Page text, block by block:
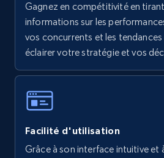
Gagnez en compétitivité en
informations sur les
vos concurrents et les
éclairer votre stratégie et vos
Facilité d'utilisation
Grâce à son interface intuitive et